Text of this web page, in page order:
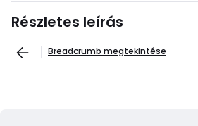
Részletes leírás
Breadcrumb megtekintése